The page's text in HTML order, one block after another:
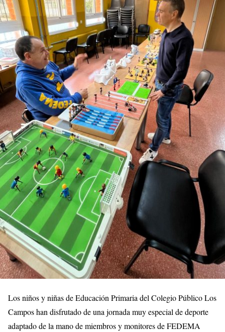
Los niños y niñas de Educación Primaria del Colegio Público Los
Campos han disfrutado de una jornada muy especial de deporte
adaptado de la mano de miembros y monitores de FEDEMA